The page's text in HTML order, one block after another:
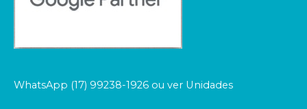
WhatsApp (17) 99238-1926 ou ver Unidades